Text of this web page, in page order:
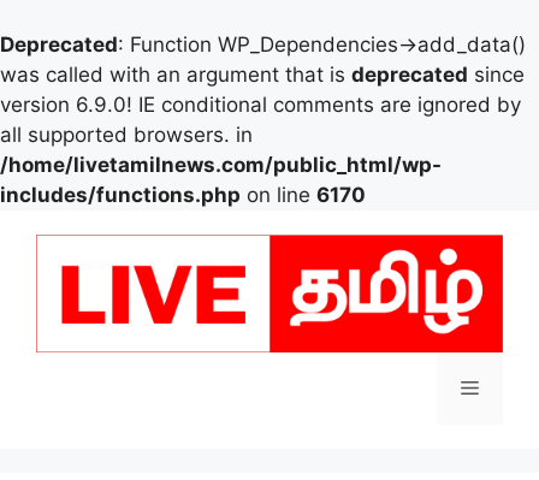
Deprecated: Function WP_Dependencies->add_data()
was called with an argument that is deprecated since
version 6.9.0! IE conditional comments are ignored by
all supported browsers. in
/home/livetamilnews.com/public_html/wp-
includes/functions.php on line 6170
Menu